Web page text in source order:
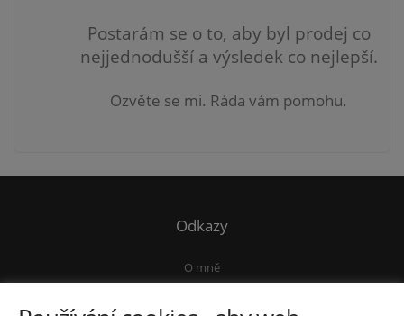
Postarám se o to, aby byl prodej co
nejjednodušší a výsledek co nejlepší.
Ozvěte se mi. Ráda vám pomohu.
Odkazy
O mně